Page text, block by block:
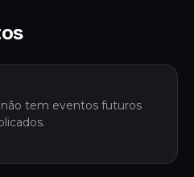
tem eventos futuros